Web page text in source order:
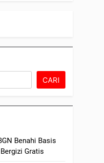
CARI
Benahi Basis
Gratis